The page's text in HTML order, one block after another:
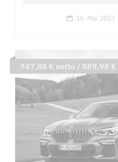
16. Mai 2023
747,88 € netto / 889,98 €